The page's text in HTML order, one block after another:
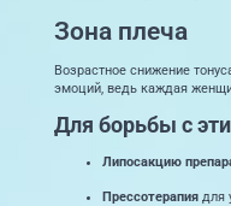
Зона плеча
Возрастное снижение
эмоций, ведь каждая
Для борьбы с
Липосакцию
Прессотерапия для